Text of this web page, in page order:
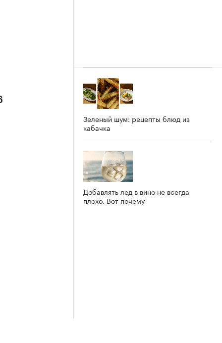
Зеленый шум: рецепты блюд из
кабачка
Добавлять лед в вино не всегда
плохо. Вот почему